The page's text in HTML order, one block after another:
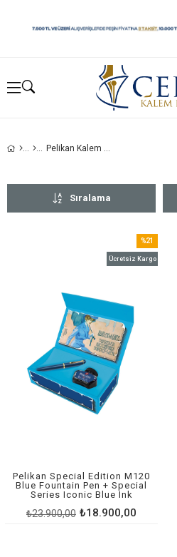
Pelikan Kalem Setleri
Sıralama
Pelikan Special Edition M120
Blue Fountain Pen + Special
Series Iconic Blue Ink
₺18.900,00
₺23.900,00
%21
İndirim
Ücretsiz Kargo